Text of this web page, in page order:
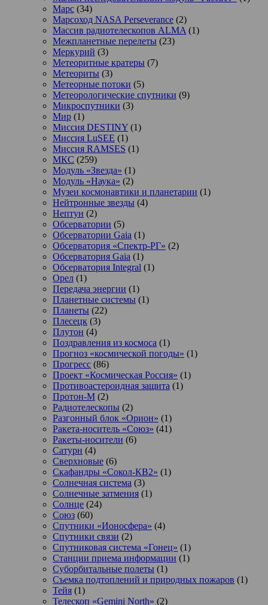
Марс (34)
Марсоход NASA Perseverance (2)
Массив радиотелескопов ALMA (1)
Межпланетные перелеты (23)
Меркурий (3)
Метеоритные кратеры (7)
Метеориты (3)
Метеорные потоки (5)
Метеорологические спутники (9)
Микроспутники (3)
Мир (1)
Миссия DESTINY (1)
Миссия LuSEE (1)
Миссия RAMSES (1)
МКС (259)
Модуль «Звезда» (1)
Модуль «Наука» (2)
Музеи космонавтики и планетарии (1)
Нейтронные звезды (4)
Нептун (2)
Обсерватории (5)
Обсерватории Gaia (1)
Обсерватория «Спектр-РГ» (2)
Обсерватория Gaia (1)
Обсерватория Integral (1)
Орел (1)
Передача энергии (1)
Планетные системы (1)
Планеты (22)
Плесецк (3)
Плутон (4)
Поздравления из космоса (1)
Прогноз «космической погоды» (1)
Прогресс (86)
Проект «Космическая Россия» (1)
Противоастероидная защита (1)
Протон-М (2)
Радиотелескопы (2)
Разгонный блок «Орион» (1)
Ракета-носитель «Союз» (41)
Ракеты-носители (6)
Сатурн (4)
Сверхновые (6)
Скафандры «Сокол-КВ2» (1)
Солнечная система (3)
Солнечные затмения (1)
Солнце (24)
Союз (60)
Спутники «Ионосфера» (4)
Спутники связи (2)
Спутниковая система «Гонец» (1)
Станции приема информации (1)
Суборбитальные полеты (1)
Съемка подтоплений и природных пожаров (1)
Тейя (1)
Телескоп «Gemini North» (2)